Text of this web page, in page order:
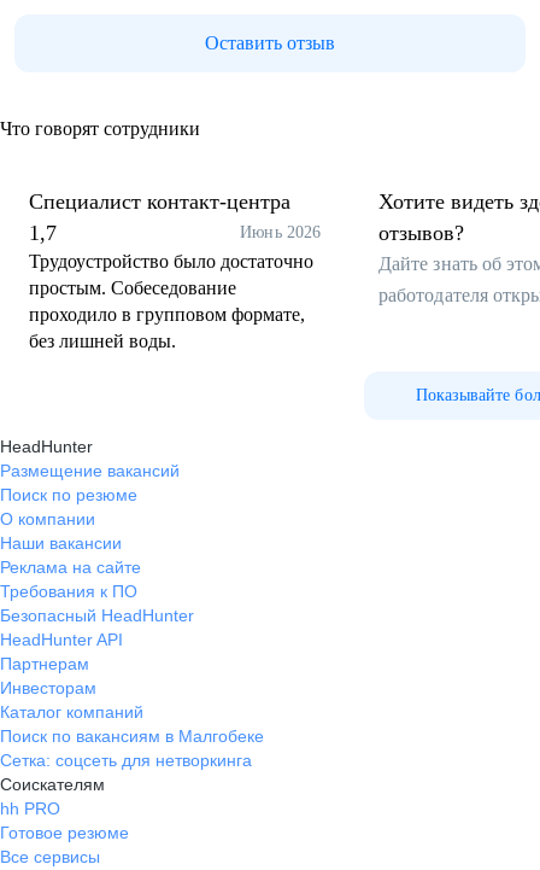
Оставить отзыв
Что говорят сотрудники
Специалист контакт-центра
1,7
Июнь 2026
Трудоустройство было достаточно
простым. Собеседование
проходило в групповом формате,
без лишней воды.
Хотите видеть
отзывов?
Дайте знать об
работодателя
Показывайте
HeadHunter
Размещение вакансий
Поиск по резюме
О компании
Наши вакансии
Реклама на сайте
Требования к ПО
Безопасный HeadHunter
HeadHunter API
Партнерам
Инвесторам
Каталог компаний
Поиск по вакансиям в Малгобеке
Сетка: соцсеть для нетворкинга
Соискателям
hh PRO
Готовое резюме
Все сервисы